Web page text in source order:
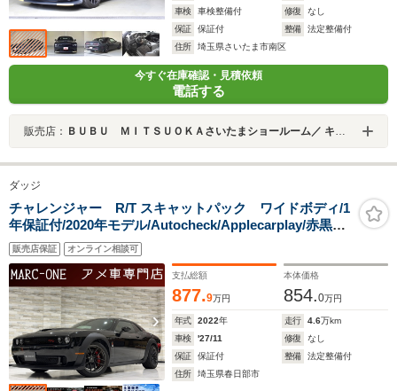
車検
車検整備付 修復
なし
保証
保証付 整備
法定整備付
住所
埼玉県さいたま市南区
今すぐ在庫確認・見積依頼
電話する
販売店： ＢＵＢＵ ＭＩＴＳＵＯＫＡさいたまショールーム／ キャデラックさいたま南／シボレーさいたま南
ダッジ
チャレンジャー R/T スキャットパック ワイドボディ/1
年保証付/2020年モデル/Autocheck/Applecarplay/赤黒ハ
ーフレザー/シートヒーター&エアコン/サンルーフ/ステア
リングヒーター/BSM/ETC/ラプター塗装/Bカメラ/リアソ
ナー/ALPINEオーディオ/純正20AW
販売店保証 オンライン相談可
支払総額
877.9万円
本体価格
854.0万円
年式 2022年 走行 4.6万km
車検
'27/11 修復
なし
保証
保証付 整備
法定整備付
住所
埼玉県春日部市